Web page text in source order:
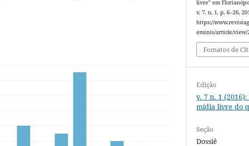
livre” em
v. 7, n. 1, p. 6–26,
https://
eminis/article/view/
Fomatos de
Edição
v. 7 n. 1
mídia livre do
Seção
Dossiê